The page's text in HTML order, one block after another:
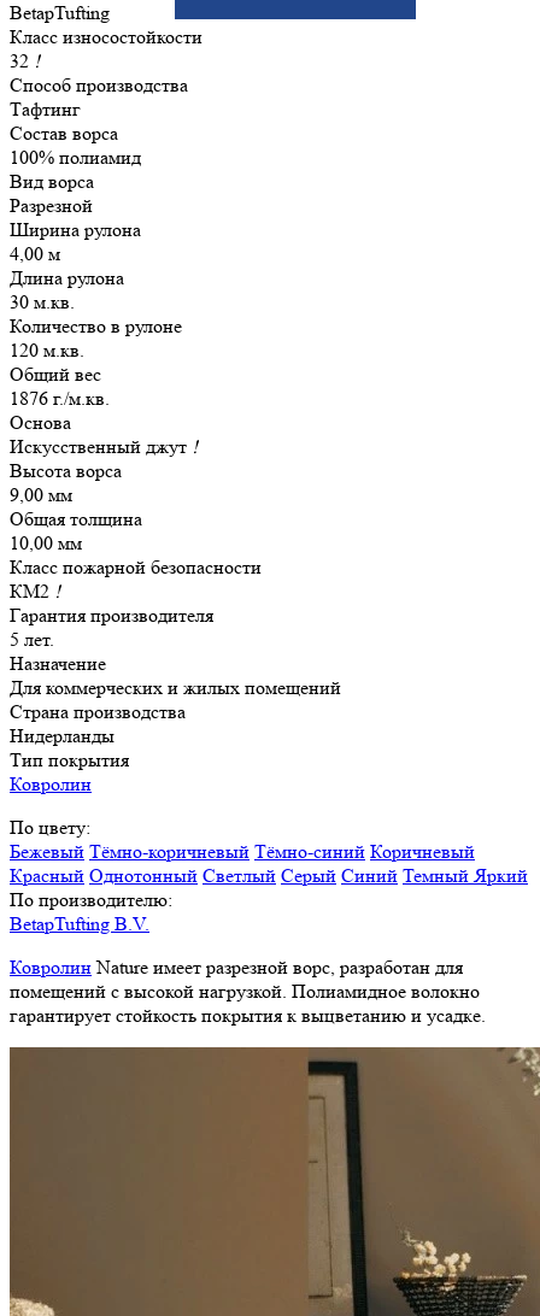
BetapTufting
Класс износостойкости
32 !
Способ производства
Тафтинг
Состав ворса
100% полиамид
Вид ворса
Разрезной
Ширина рулона
4,00 м
Длина рулона
30 м.кв.
Количество в рулоне
120 м.кв.
Общий вес
1876 г./м.кв.
Основа
Искусственный джут !
Высота ворса
9,00 мм
Общая толщина
10,00 мм
Класс пожарной безопасности
КМ2 !
Гарантия производителя
5 лет.
Назначение
Для коммерческих и жилых помещений
Страна производства
Нидерланды
Тип покрытия
Ковролин
По цвету:
Бежевый Тёмно-коричневый Тёмно-синий Коричневый
Красный Однотонный Светлый Серый Синий ТемныйЯркий
По производителю:
BetapTufting B.V.
КовролинNature имеет разрезной ворс, разработан для
помещений с высокой нагрузкой. Полиамидное волокно
гарантирует стойкость покрытия к выцветанию и усадке.